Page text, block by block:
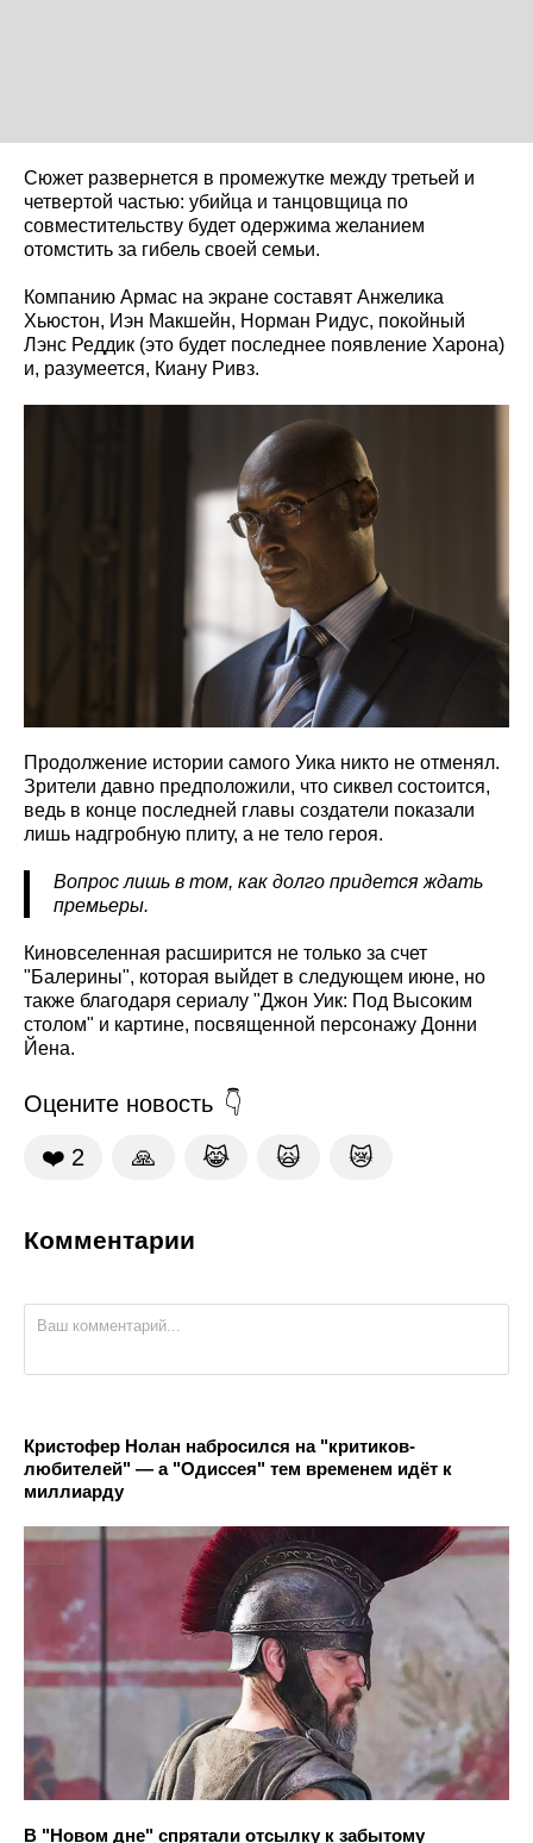
Сюжет развернется в промежутке между третьей и
четвертой частью: убийца и танцовщица по
совместительству будет одержима желанием
отомстить за гибель своей семьи.
Компанию Армас на экране составят Анжелика
Хьюстон, Иэн Макшейн, Норман Ридус, покойный
Лэнс Реддик (это будет последнее появление Харона)
и, разумеется, Киану Ривз.
Продолжение истории самого Уика никто не отменял.
Зрители давно предположили, что сиквел состоится,
ведь в конце последней главы создатели показали
лишь надгробную плиту, а не тело героя.
Вопрос лишь в том, как долго придется ждать
премьеры.
Киновселенная расширится не только за счет
"Балерины", которая выйдет в следующем июне, но
также благодаря сериалу "Джон Уик: Под Высоким
столом" и картине, посвященной персонажу Донни
Йена.
Оцените новость
❤️ 2 🙏 😹 🙀 😿
Комментарии
Кристофер Нолан набросился на "критиков-
любителей" — а "Одиссея" тем временем идёт к
миллиарду
В "Новом дне" спрятали отсылку к забытому